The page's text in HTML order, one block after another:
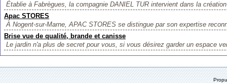
Établie à Fabrègues, la compagnie DANIEL TUR intervient dans la
Apac STORES
À Nogent-sur-Marne, APAC STORES se distingue par son expertise
Brise vue de qualité, brande et canisse
Le jardin n'a plus de secret pour vous, si vous désirez garder un espace